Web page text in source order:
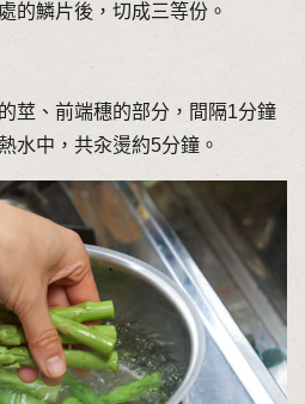
的鱗片後，切成三等份。
莖、前端穗的部分，間隔1分鐘
水中，共汆燙約5分鐘。